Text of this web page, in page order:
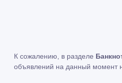
К сожалению, в разделе
объявлений на данный момент